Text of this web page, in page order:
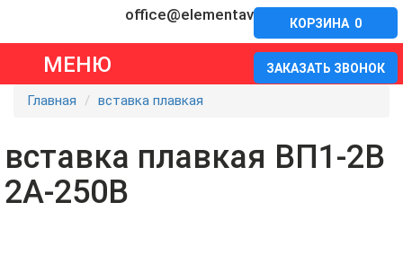
office@elementavia.ru
ЗАКАЗАТЬ ЗВОНОК
КОРЗИНА 0
МЕНЮ
Главная вставка плавкая
вставка плавкая ВП1-2В
2А-250В